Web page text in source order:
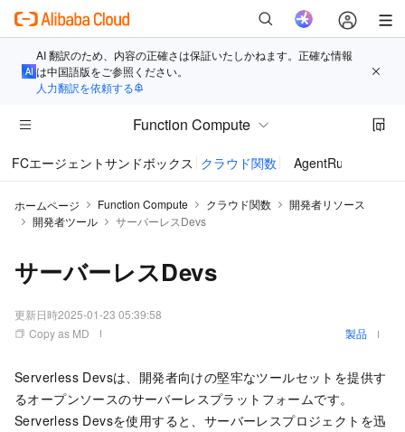
AI 翻訳のため、内容の正確さは保証いたしかねます。正確な情報
は中国語版をご参照ください。
人力翻訳を依頼する
Function Compute
FCエージェントサンドボックス クラウド関数 AgentRun
ホームページ Function Compute クラウド関数
開発者リソース
開発者ツール
サーバーレスDevs
サーバーレスDevs
更新日時2025-01-23 05:39:58
Copy as MD
製品
Serverless Devsは、開発者向けの堅牢なツールセットを提供す
るオープンソースのサーバーレスプラットフォームです。
Serverless Devsを使用すると、サーバーレスプロジェクトを迅